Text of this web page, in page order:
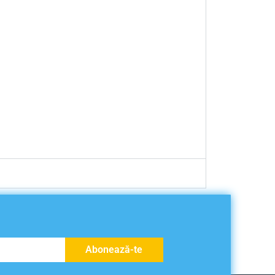
Abonează-te